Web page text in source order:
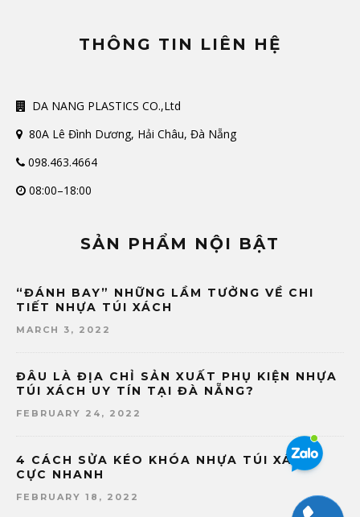
THÔNG TIN LIÊN HỆ
DA NANG PLASTICS CO.,Ltd
80A Lê Đình Dương, Hải Châu, Đà Nẵng
098.463.4664
08:00–18:00
SẢN PHẨM NỘI BẬT
“ĐÁNH BAY” NHỮNG LẦM TƯỞNG VỀ CHI
TIẾT NHỰA TÚI XÁCH
MARCH 3, 2022
ĐÂU LÀ ĐỊA CHỈ SẢN XUẤT PHỤ KIỆN NHỰA
TÚI XÁCH UY TÍN TẠI ĐÀ NẴNG?
FEBRUARY 24, 2022
4 CÁCH SỬA KÉO KHÓA NHỰA TÚI XÁCH
CỰC NHANH
FEBRUARY 18, 2022